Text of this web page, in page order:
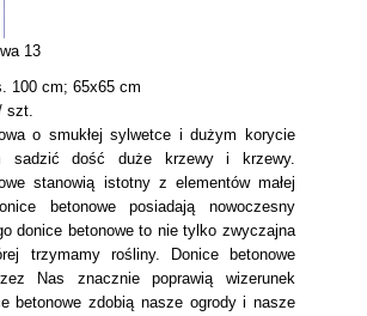
13
100 cm; 65x65 cm
szt.
o smukłej sylwetce i dużym korycie
sadzić dość duże krzewy i krzewy.
stanowią istotny z elementów małej
betonowe posiadają nowoczesny
donice betonowe to nie tylko zwyczajna
trzymamy rośliny. Donice betonowe
Nas znacznie poprawią wizerunek
betonowe zdobią nasze ogrody i nasze